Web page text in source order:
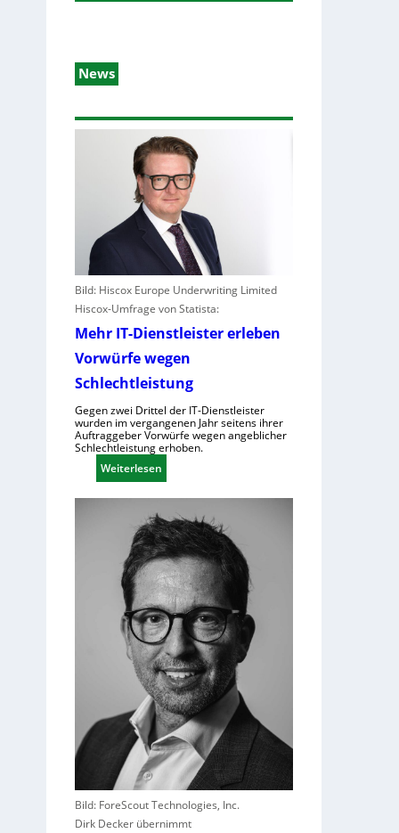
News
Bild: Hiscox Europe Underwriting Limited
Hiscox-Umfrage von Statista:
Mehr IT-Dienstleister erleben
Vorwürfe wegen
Schlechtleistung
Gegen zwei Drittel der IT-Dienstleister
wurden im vergangenen Jahr seitens ihrer
Auftraggeber Vorwürfe wegen angeblicher
Schlechtleistung erhoben.
Weiterlesen:
M
h
r
I
T
-
D
i
e
n
s
t
l
e
i
t
e
Bild: ForeScout Technologies, Inc.
Dirk Decker übernimmt